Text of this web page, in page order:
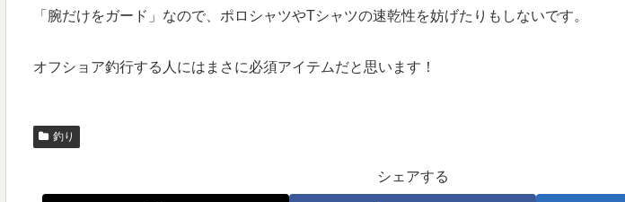
「腕だけをガード」なので、ポロシャツやTシャツの速乾性を妨げたりもしないです。
オフショア釣行する人にはまさに必須アイテムだと思います！
釣り
シェアする